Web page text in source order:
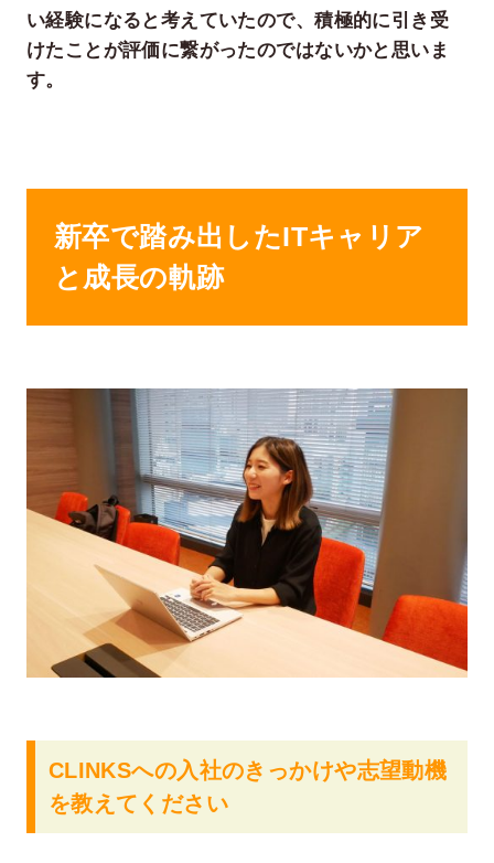
い経験になると考えていたので、積極的に引き受
けたことが評価に繋がったのではないかと思いま
す。
新卒で踏み出したITキャリア
と成長の軌跡
CLINKSへの入社のきっかけや志望動機
を教えてください